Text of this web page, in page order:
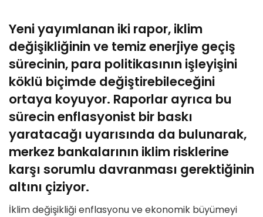
Yeni yayımlanan iki rapor, iklim
değişikliğinin ve temiz enerjiye geçiş
sürecinin, para politikasının işleyişini
köklü biçimde değiştirebileceğini
ortaya koyuyor. Raporlar ayrıca bu
sürecin enflasyonist bir baskı
yaratacağı uyarısında da bulunarak,
merkez bankalarının iklim risklerine
karşı sorumlu davranması gerektiğinin
altını çiziyor.
İklim değişikliği enflasyonu ve ekonomik büyümeyi